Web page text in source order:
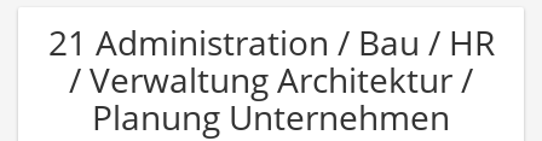
21 Administration / Bau / HR
/ Verwaltung Architektur /
Planung Unternehmen